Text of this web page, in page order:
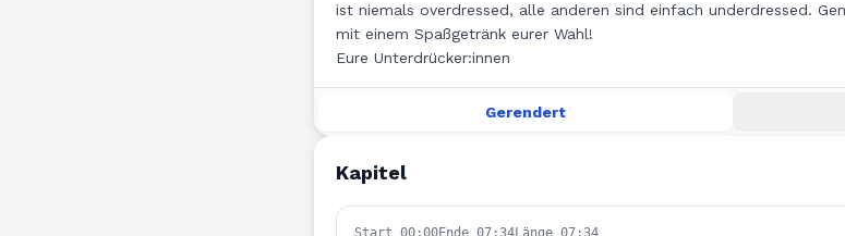
ist niemals overdressed, alle anderen sind einfach underdressed.
mit einem Spaßgetränk eurer Wahl!
Eure Unterdrücker:innen
Gerendert
Kapitel
Start 00:00Ende 07:34Länge 07:34